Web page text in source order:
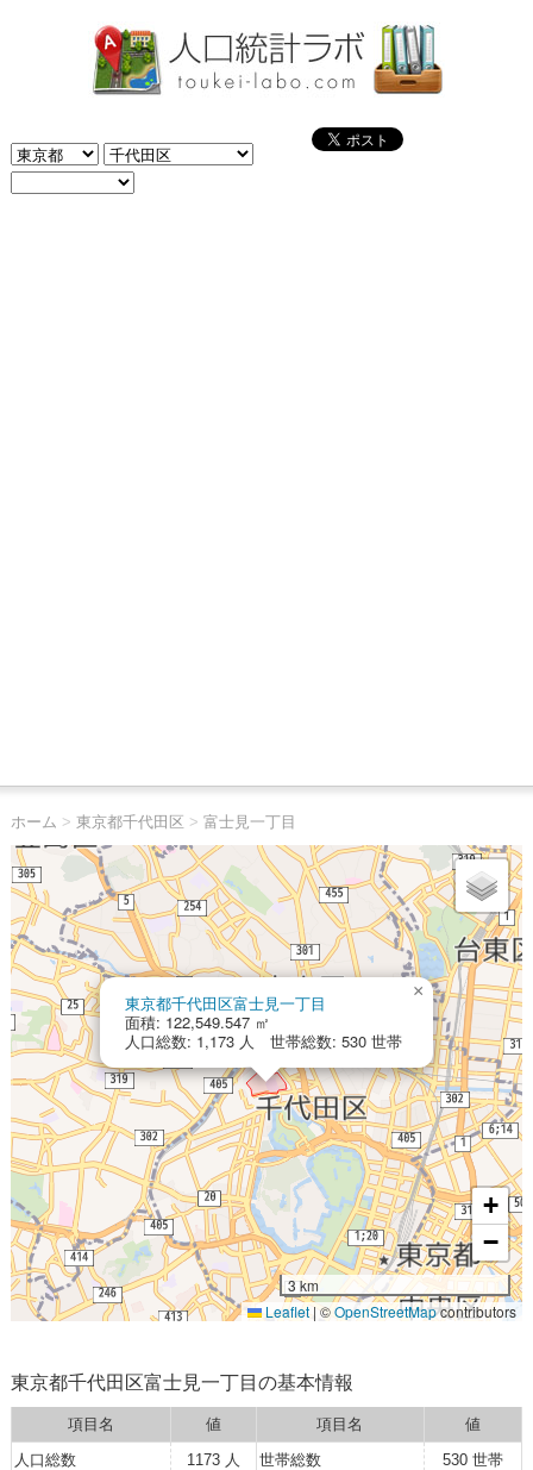
ホーム > 東京都千代田区 > 富士見一丁目
東京都千代田区富士見一丁目
面積: 122,549.547 ㎡
人口総数: 1,173 人 世帯総数: 530 世帯
×
+
−
3 km
Leaflet | ©OpenStreetMapcontributors
東京都千代田区富士見一丁目の基本情報
項目名 値 項目名
値
人口総数
1173 人 世帯総数
530 世帯